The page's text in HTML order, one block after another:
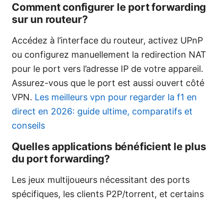
Comment configurer le port forwarding
sur un routeur?
Accédez à l’interface du routeur, activez UPnP
ou configurez manuellement la redirection NAT
pour le port vers l’adresse IP de votre appareil.
Assurez-vous que le port est aussi ouvert côté
VPN. Les meilleurs vpn pour regarder la f1 en
direct en 2026: guide ultime, comparatifs et
conseils
Quelles applications bénéficient le plus
du port forwarding?
Les jeux multijoueurs nécessitant des ports
spécifiques, les clients P2P/torrent, et certains